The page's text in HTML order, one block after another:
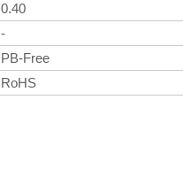
0.40
-
PB-Free
RoHS